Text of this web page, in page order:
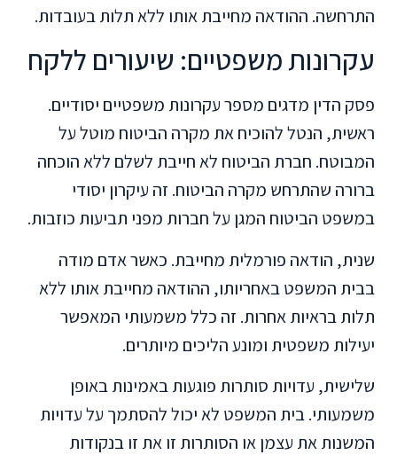
התרחשה. ההודאה מחייבת אותו ללא תלות בעובדות.
עקרונות משפטיים: שיעורים ללקח
פסק הדין מדגים מספר עקרונות משפטיים יסודיים.
ראשית, הנטל להוכיח את מקרה הביטוח מוטל על
המבוטח. חברת הביטוח לא חייבת לשלם ללא הוכחה
ברורה שהתרחש מקרה הביטוח. זה עיקרון יסודי
במשפט הביטוח המגן על חברות מפני תביעות כוזבות.
שנית, הודאה פורמלית מחייבת. כאשר אדם מודה
בבית המשפט באחריותו, ההודאה מחייבת אותו ללא
תלות בראיות אחרות. זה כלל משמעותי המאפשר
יעילות משפטית ומונע הליכים מיותרים.
שלישית, עדויות סותרות פוגעות באמינות באופן
משמעותי. בית המשפט לא יכול להסתמך על עדויות
המשנות את עצמן או הסותרות זו את זו בנקודות